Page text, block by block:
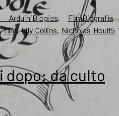
ArduiniCategorie
Biopics, FilmTag
Biografia,
film,Lily Collins, Nicholas Hoult5
dopo: da culto